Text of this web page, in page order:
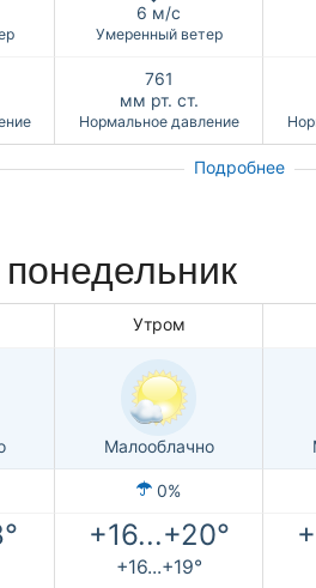
6 м/с
Умеренный ветер
761
мм рт. ст.
Нормальное давление
Подробнее
Утром
Малооблачно
0%
+16...+20°
+16...+19°